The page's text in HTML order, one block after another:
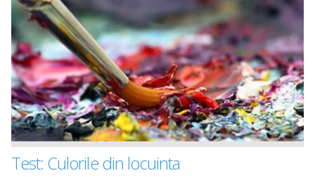
Test: Culorile din locuinta